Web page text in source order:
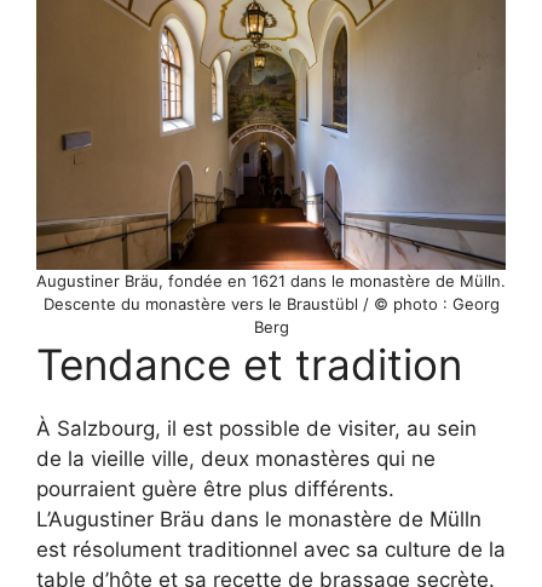
Augustiner Bräu, fondée en 1621 dans le monastère de Mülln.
Descente du monastère vers le Braustübl / © photo : Georg
Berg
Tendance et tradition
À Salzbourg, il est possible de visiter, au sein
de la vieille ville, deux monastères qui ne
pourraient guère être plus différents.
L’Augustiner Bräu dans le monastère de Mülln
est résolument traditionnel avec sa culture de la
table d’hôte et sa recette de brassage secrète.